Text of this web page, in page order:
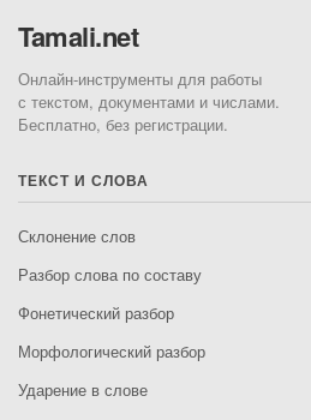
Tamali.net
Онлайн-инструменты для работы
с текстом, документами и числами.
Бесплатно, без регистрации.
ТЕКСТ И СЛОВА
Склонение слов
Разбор слова по составу
Фонетический разбор
Морфологический разбор
Ударение в слове